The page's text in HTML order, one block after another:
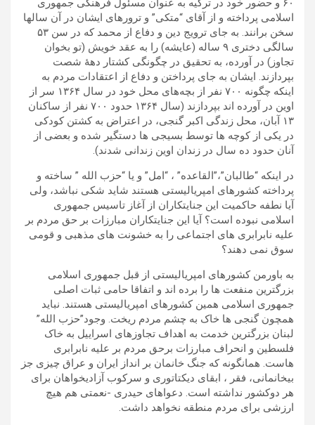
۶۰ و حضور خود در ترکیه به عنوان مسئول فرهنگی جمهوری
اسلامی پرداخته و از آقای “متکی‌” و ترور‌های ایشان در آن سالها
سخن برانند. به جای ترویج دین و دفاع از محمد که در سن ۵۳
سالگی دختری ۹ ساله (عایشه) را به عقد خویش (تو بخوان
تجاوز) در آورده، به تحقیق در چگونگی‌ کشتار دههٔ شصت
بپردازند. ایشان به جای پرداختن و دفاع از اعتقادات مردم به
اینکه چگونه ۷۰۰ نفر از بچه‌های محل خود در سال ۱۳۶۴ سر از
اوین در آورده اند بپردازند (سال ۱۳۶۴ حدود ۷۰۰ نفر از ساکنان
۱۳ آبان، محل زندگی اکبر گنجی، در اعتراض به کشتن کودکی
در یکی‌ از کوچه ها توسط بسیجی‌ ها دستگیر شده و بعضی‌ از
آنان حدود ده سال در زندان اوین زندانی شدند).
در اینکه “طالبان”،”القاعده” ، “امل” و یا “حزب الله ” ساخته و
پرداخته کشورهای امپریالیستی هستند شاید شکی نباشد، ولی
آیا نطفه حاکمیت این جنایتکاران از آغاز تاسیس جمهوری
اسلامی نبوده است؟ آیا این جنایتکاران مبارزات بر حق مردم بر
علیه نابرابری های اجتماعی را به خشونت های مذهبی و قومی
سوق نمی دهند؟
به باورمن کشورهای امپریالیستی از قبل جمهوری اسلامی
بزرگترین منفعت ها را برده اند و اتفاقا حامی ثبات اصلی
جمهوری اسلامی همین کشورهای امپریالیستی هستند. نباید
همچون گنجی ها خاک به چشم مردم ریخت. وجود”حزب الله”
لبنان بزرگترین خدمت به اهداف تجاوزهای اسراییل به خاک
فلسطین و انحراف مبارزات برحق مردم بر علیه نابرابری
هاست. همانگونه که جنگ خانمان بر انداز ایران و عراق چیزی جز
بیخانمانی، فقر ، ابقای دیکتاتوری و سرکوب آزادیخواهان برای
هر دوکشور نداشته است. دعواهای حیدری -نعمتی هم هیچ
ارزشی برای مردم منطقه نخواهد داشت.